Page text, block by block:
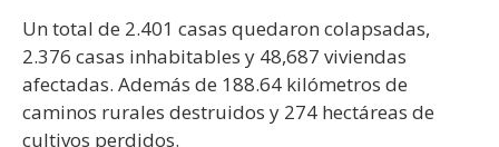
Un total de 2.401 casas quedaron colapsadas,
2.376 casas inhabitables y 48,687 viviendas
afectadas. Además de 188.64 kilómetros de
caminos rurales destruidos y 274 hectáreas de
cultivos perdidos.